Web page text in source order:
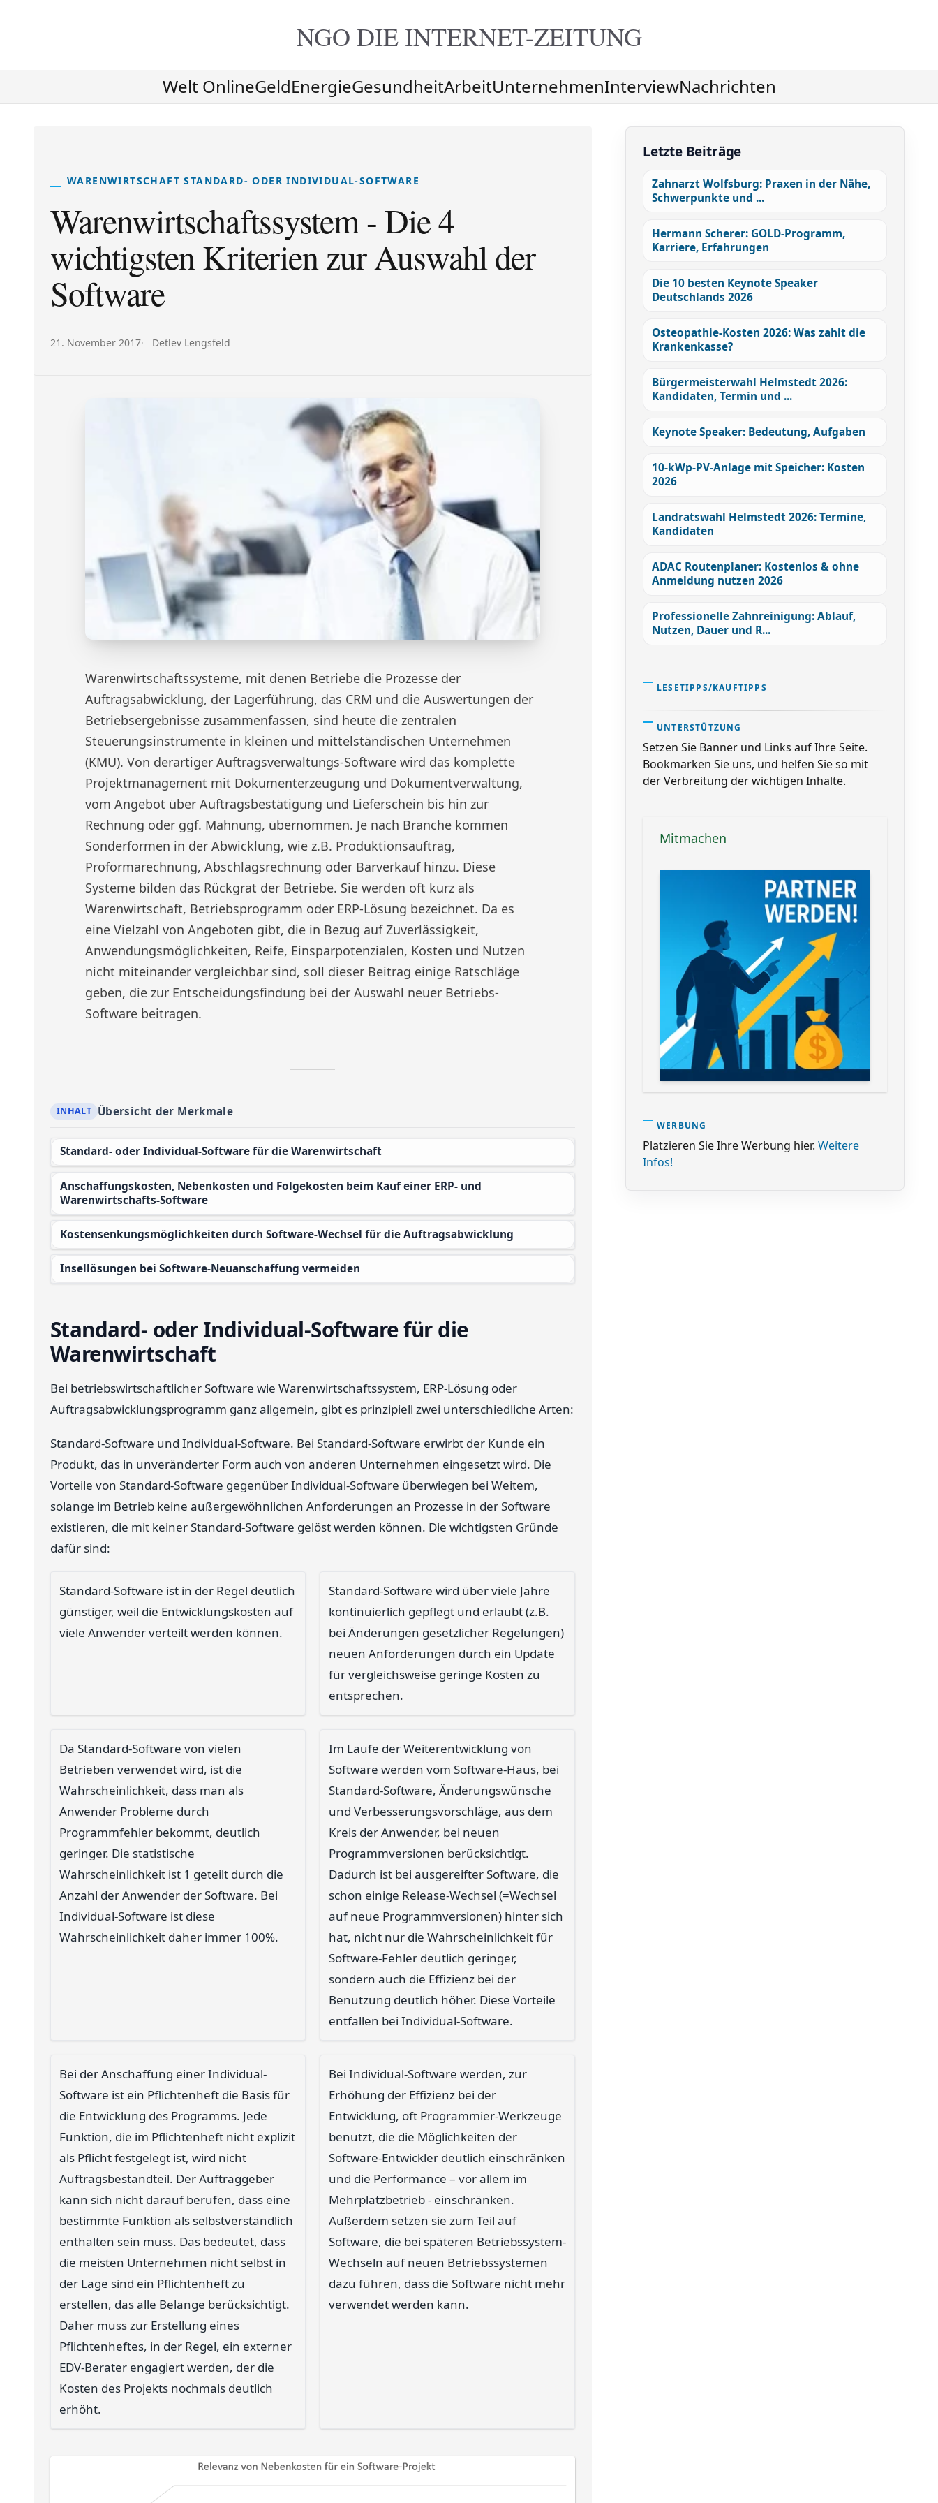
NGO DIEINTERNET-ZEITUNG
Welt OnlineGeldEnergieGesundheitArbeitUnternehmenInterviewNachrichten
WARENWIRTSCHAFT STANDARD- ODER INDIVIDUAL-SOFTWARE
Warenwirtschaftssystem - Die 4
wichtigsten Kriterien zur Auswahl der
Software
Veröffentlicht am:
21. November 2017 Autor:
Detlev Lengsfeld
Warenwirtschaftssysteme, mit denen Betriebe die Prozesse der
Auftragsabwicklung, der Lagerführung, das CRM und die Auswertungen der
Betriebsergebnisse zusammenfassen, sind heute die zentralen
Steuerungsinstrumente in kleinen und mittelständischen Unternehmen
(KMU). Von derartiger Auftragsverwaltungs-Software wird das komplette
Projektmanagement mit Dokumenterzeugung und Dokumentverwaltung,
vom Angebot über Auftragsbestätigung und Lieferschein bis hin zur
Rechnung oder ggf. Mahnung, übernommen. Je nach Branche kommen
Sonderformen in der Abwicklung, wie z.B. Produktionsauftrag,
Proformarechnung, Abschlagsrechnung oder Barverkauf hinzu. Diese
Systeme bilden das Rückgrat der Betriebe. Sie werden oft kurz als
Warenwirtschaft, Betriebsprogramm oder ERP-Lösung bezeichnet. Da es
eine Vielzahl von Angeboten gibt, die in Bezug auf Zuverlässigkeit,
Anwendungsmöglichkeiten, Reife, Einsparpotenzialen, Kosten und Nutzen
nicht miteinander vergleichbar sind, soll dieser Beitrag einige Ratschläge
geben, die zur Entscheidungsfindung bei der Auswahl neuer Betriebs-
Software beitragen.
Übersicht der Merkmale
Standard- oder Individual-Software für die Warenwirtschaft
Anschaffungskosten, Nebenkosten und Folgekosten beim Kauf einer ERP- und
Warenwirtschafts-Software
Kostensenkungsmöglichkeiten durch Software-Wechsel für die Auftragsabwicklung
Insellösungen bei Software-Neuanschaffung vermeiden
Standard- oder Individual-Software für die
Warenwirtschaft
Bei betriebswirtschaftlicher Software wie Warenwirtschaftssystem, ERP-Lösung oder
Auftragsabwicklungsprogramm ganz allgemein, gibt es prinzipiell zwei unterschiedliche Arten:
Standard-Software und Individual-Software. Bei Standard-Software erwirbt der Kunde ein
Produkt, das in unveränderter Form auch von anderen Unternehmen eingesetzt wird. Die
Vorteile von Standard-Software gegenüber Individual-Software überwiegen bei Weitem,
solange im Betrieb keine außergewöhnlichen Anforderungen an Prozesse in der Software
existieren, die mit keiner Standard-Software gelöst werden können. Die wichtigsten Gründe
dafür sind:
Standard-Software ist in der Regel deutlich
günstiger, weil die Entwicklungskosten auf
viele Anwender verteilt werden können.
Standard-Software wird über viele Jahre
kontinuierlich gepflegt und erlaubt (z.B.
bei Änderungen gesetzlicher Regelungen)
neuen Anforderungen durch ein Update
für vergleichsweise geringe Kosten zu
entsprechen.
Da Standard-Software von vielen
Betrieben verwendet wird, ist die
Wahrscheinlichkeit, dass man als
Anwender Probleme durch
Programmfehler bekommt, deutlich
geringer. Die statistische
Wahrscheinlichkeit ist 1 geteilt durch die
Anzahl der Anwender der Software. Bei
Individual-Software ist diese
Wahrscheinlichkeit daher immer 100%.
Im Laufe der Weiterentwicklung von
Software werden vom Software-Haus, bei
Standard-Software, Änderungswünsche
und Verbesserungsvorschläge, aus dem
Kreis der Anwender, bei neuen
Programmversionen berücksichtigt.
Dadurch ist bei ausgereifter Software, die
schon einige Release-Wechsel (=Wechsel
auf neue Programmversionen) hinter sich
hat, nicht nur die Wahrscheinlichkeit für
Software-Fehler deutlich geringer,
sondern auch die Effizienz bei der
Benutzung deutlich höher. Diese Vorteile
entfallen bei Individual-Software.
Bei der Anschaffung einer Individual-
Software ist ein Pflichtenheft die Basis für
die Entwicklung des Programms. Jede
Funktion, die im Pflichtenheft nicht explizit
als Pflicht festgelegt ist, wird nicht
Auftragsbestandteil. Der Auftraggeber
kann sich nicht darauf berufen, dass eine
bestimmte Funktion als selbstverständlich
enthalten sein muss. Das bedeutet, dass
die meisten Unternehmen nicht selbst in
der Lage sind ein Pflichtenheft zu
erstellen, das alle Belange berücksichtigt.
Daher muss zur Erstellung eines
Pflichtenheftes, in der Regel, ein externer
EDV-Berater engagiert werden, der die
Kosten des Projekts nochmals deutlich
erhöht.
Bei Individual-Software werden, zur
Erhöhung der Effizienz bei der
Entwicklung, oft Programmier-Werkzeuge
benutzt, die die Möglichkeiten der
Software-Entwickler deutlich einschränken
und die Performance – vor allem im
Mehrplatzbetrieb - einschränken.
Außerdem setzen sie zum Teil auf
Software, die bei späteren Betriebssystem-
Wechseln auf neuen Betriebssystemen
dazu führen, dass die Software nicht mehr
verwendet werden kann.
Letzte Beiträge
Zahnarzt Wolfsburg: Praxen in der Nähe,
Schwerpunkte und ...
Hermann Scherer: GOLD-Programm,
Karriere, Erfahrungen
Die 10 besten Keynote Speaker
Deutschlands 2026
Osteopathie-Kosten 2026: Was zahlt die
Krankenkasse?
Bürgermeisterwahl Helmstedt 2026:
Kandidaten, Termin und ...
Keynote Speaker: Bedeutung, Aufgaben
10-kWp-PV-Anlage mit Speicher: Kosten
2026
Landratswahl Helmstedt 2026: Termine,
Kandidaten
ADAC Routenplaner: Kostenlos & ohne
Anmeldung nutzen 2026
Professionelle Zahnreinigung: Ablauf,
Nutzen, Dauer und R...
LESETIPPS/KAUFTIPPS
UNTERSTÜTZUNG
Setzen Sie Banner und Links auf Ihre Seite.
Bookmarken Sie uns, und helfen Sie so mit
der Verbreitung der wichtigen Inhalte.
Mitmachen
WERBUNG
Platzieren Sie Ihre Werbung hier. Weitere
Infos!